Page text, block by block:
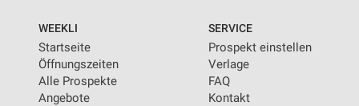
WEEKLI
Startseite
Öffnungszeiten
Alle Prospekte
Angebote
SERVICE
Prospekt einstellen
Verlage
FAQ
Kontakt